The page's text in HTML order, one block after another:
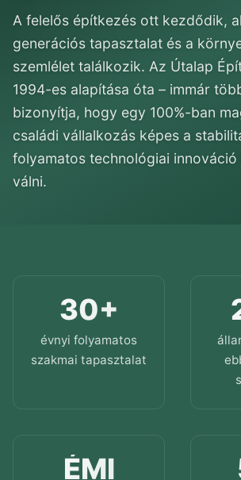
GALÉRIA
KAPCSOLAT
BLOG
A felelős építkezés ott kezdődik,
generációs tapasztalat és a
szemlélet találkozik. Az Útalap
1994-es alapítása óta – immár
bizonyítja, hogy egy 100%-ban
családi vállalkozás képes a
folyamatos technológiai innováció
válni.
30+
évnyi folyamatos
szakmai tapasztalat
ÉMI